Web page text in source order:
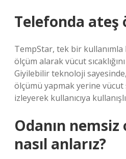
Telefonda ateş
TempStar, tek bir
ölçüm alarak vücut
Giyilebilir teknoloji
ölçümü yapmak yerine vücut
izleyerek kullanıcıya
Odanın
nasıl anlarız?